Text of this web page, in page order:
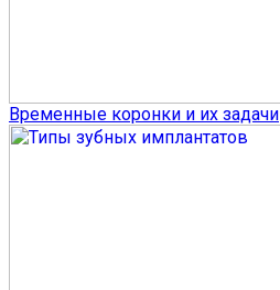
Временные коронки и их задачи